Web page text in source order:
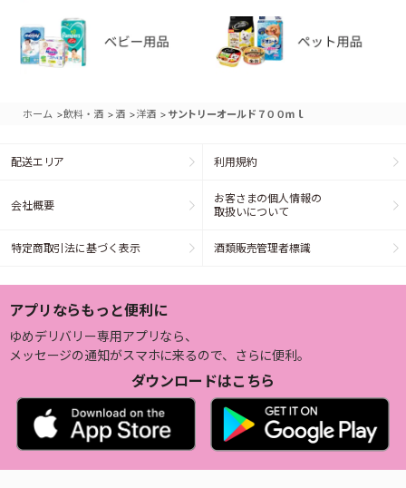
ホーム >飲料・酒 > 酒 >洋酒 > サントリーオールド７００ｍｌ
配送エリア 利用規約
会社概要
お客さまの個人情報の
取扱いについて
特定商取引法に基づく表示 酒類販売管理者標識
アプリならもっと便利に
ゆめデリバリー専用アプリなら、
メッセージの通知がスマホに来るので、さらに便利。
ダウンロードはこちら